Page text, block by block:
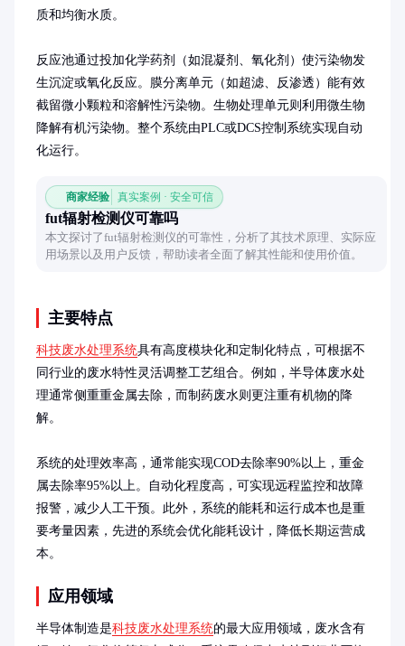
质和均衡水质。
反应池通过投加化学药剂（如混凝剂、氧化剂）使污染物发
生沉淀或氧化反应。膜分离单元（如超滤、反渗透）能有效
截留微小颗粒和溶解性污染物。生物处理单元则利用微生物
降解有机污染物。整个系统由PLC或DCS控制系统实现自动
化运行。
商家经验 真实案例 · 安全可信
fut辐射检测仪可靠吗
本文探讨了fut辐射检测仪的可靠性，分析了其技术原理、实际应
用场景以及用户反馈，帮助读者全面了解其性能和使用价值。
主要特点
科技废水处理系统具有高度模块化和定制化特点，可根据不
同行业的废水特性灵活调整工艺组合。例如，半导体废水处
理通常侧重重金属去除，而制药废水则更注重有机物的降
解。
系统的处理效率高，通常能实现COD去除率90%以上，重金
属去除率95%以上。自动化程度高，可实现远程监控和故障
报警，减少人工干预。此外，系统的能耗和运行成本也是重
要考量因素，先进的系统会优化能耗设计，降低长期运营成
本。
应用领域
半导体制造是科技废水处理系统的最大应用领域，废水含有